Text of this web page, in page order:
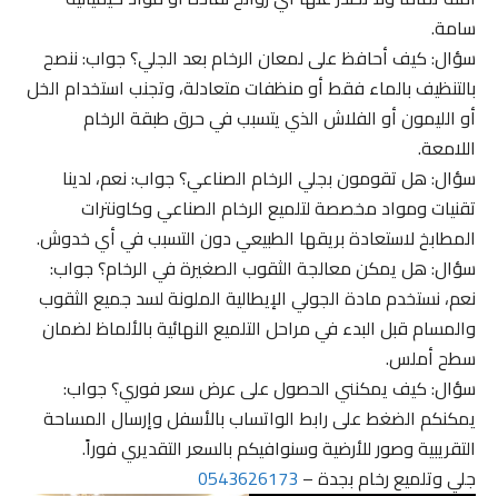
سامة.
سؤال: كيف أحافظ على لمعان الرخام بعد الجلي؟ جواب: ننصح
بالتنظيف بالماء فقط أو منظفات متعادلة، وتجنب استخدام الخل
أو الليمون أو الفلاش الذي يتسبب في حرق طبقة الرخام
اللامعة.
سؤال: هل تقومون بجلي الرخام الصناعي؟ جواب: نعم، لدينا
تقنيات ومواد مخصصة لتلميع الرخام الصناعي وكاونترات
المطابخ لاستعادة بريقها الطبيعي دون التسبب في أي خدوش.
سؤال: هل يمكن معالجة الثقوب الصغيرة في الرخام؟ جواب:
نعم، نستخدم مادة الجولي الإيطالية الملونة لسد جميع الثقوب
والمسام قبل البدء في مراحل التلميع النهائية بالألماظ لضمان
سطح أملس.
سؤال: كيف يمكنني الحصول على عرض سعر فوري؟ جواب:
يمكنكم الضغط على رابط الواتساب بالأسفل وإرسال المساحة
التقريبية وصور للأرضية وسنوافيكم بالسعر التقديري فوراً.
جلي وتلميع رخام بجدة –0543626173